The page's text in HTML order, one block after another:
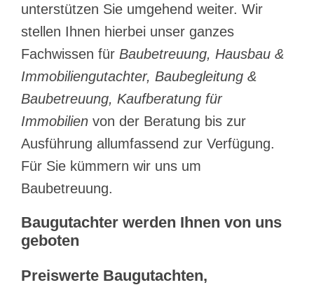
unterstützen Sie umgehend weiter. Wir
stellen Ihnen hierbei unser ganzes
Fachwissen für Baubetreuung, Hausbau &
Immobiliengutachter, Baubegleitung &
Baubetreuung, Kaufberatung für
Immobilien von der Beratung bis zur
Ausführung allumfassend zur Verfügung.
Für Sie kümmern wir uns um
Baubetreuung.
Baugutachter werden Ihnen von uns
geboten
Preiswerte Baugutachten,